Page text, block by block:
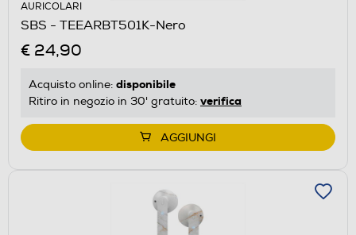
AURICOLARI
SBS - TEEARBT501K-Nero
€ 24,90
Acquisto online: disponibile
Ritiro in negozio in 30' gratuito: verifica
AGGIUNGI